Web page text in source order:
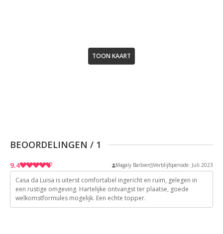
TOON KAART
BEOORDELINGEN / 1
9.4
9
9
Magaly Barbier Verblijfsperiode: Juli 2023
Casa da Luisa is uiterst comfortabel ingericht en ruim, gelegen in
een rustige omgeving. Hartelijke ontvangst ter plaatse, goede
welkomstformules mogelijk. Een echte topper.